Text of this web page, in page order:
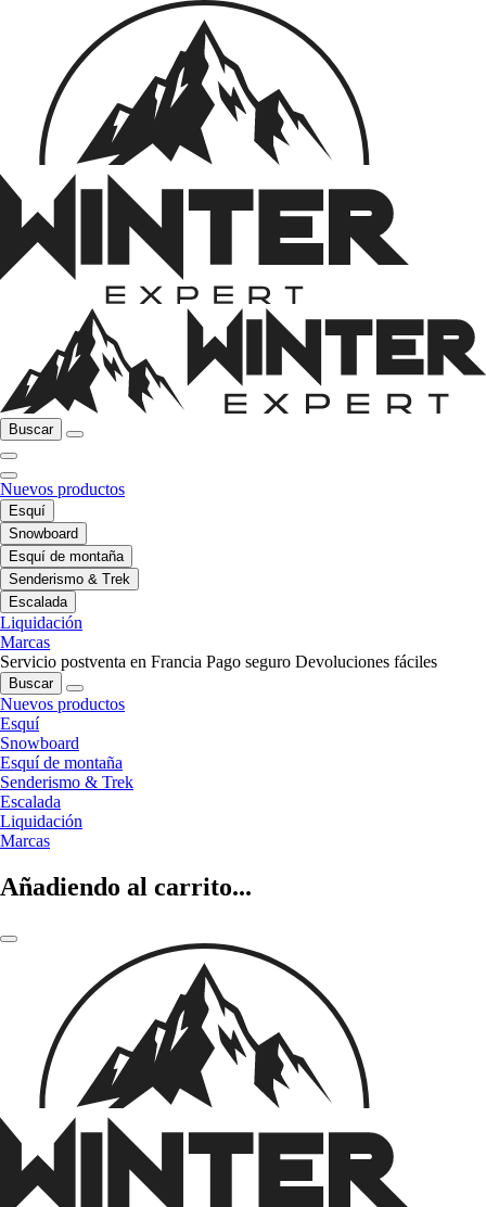
Buscar
Nuevos productos
Esquí
Snowboard
Esquí de montaña
Senderismo & Trek
Escalada
Liquidación
Marcas
Servicio postventa en Francia Pago seguro Devoluciones fáciles
Buscar
Nuevos productos
Esquí
Snowboard
Esquí de montaña
Senderismo & Trek
Escalada
Liquidación
Marcas
Añadiendo al carrito...